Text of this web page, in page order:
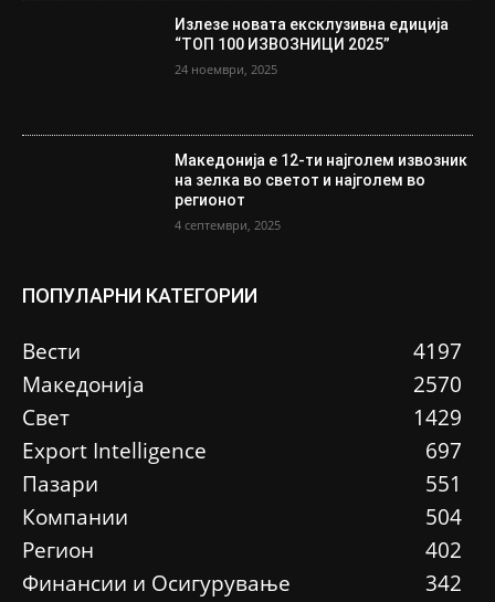
Излезе новата ексклузивна едиција
“ТОП 100 ИЗВОЗНИЦИ 2025”
24 ноември, 2025
Македонија е 12-ти најголем извозник
на зелка во светот и најголем во
регионот
4 септември, 2025
ПОПУЛАРНИ КАТЕГОРИИ
Вести
4197
Македонија
2570
Свет
1429
Еxport Intelligence
697
Пазари
551
Компании
504
Регион
402
Финансии и Осигурување
342